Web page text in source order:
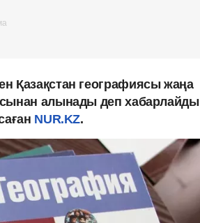
Қазақстан географиясы жаңа
алынады деп хабарлайды
NUR.KZ.